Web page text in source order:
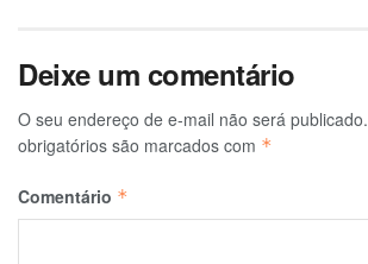
Deixe um comentário
O seu endereço de e-mail não será publicado.
obrigatórios são marcados com *
Comentário *